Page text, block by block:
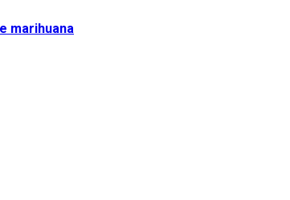
marihuana